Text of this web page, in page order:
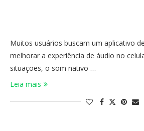
Muitos usuários buscam um aplicativo
melhorar a experiência de áudio no
situações, o som nativo …
Leia mais